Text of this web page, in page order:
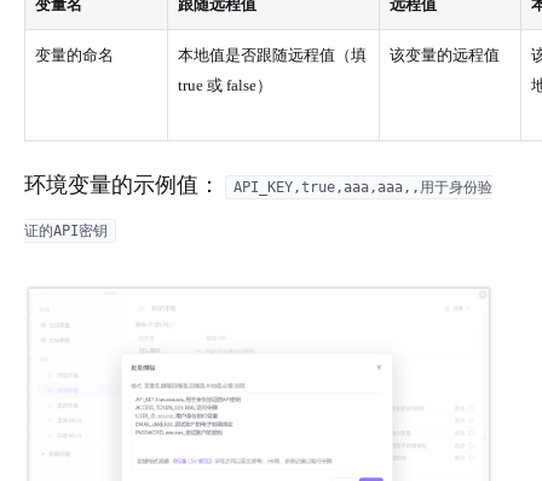
变量名 跟随远程值 远程值
变量的命名
本地值是否跟随远程值（填
true 或 false）
该变量的远程值
环境变量的示例值： API_KEY,true,aaa,aaa,,用于身份验
证的API密钥